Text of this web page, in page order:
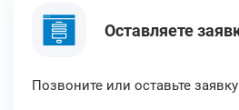
Оставляете
Позвоните или оставьте